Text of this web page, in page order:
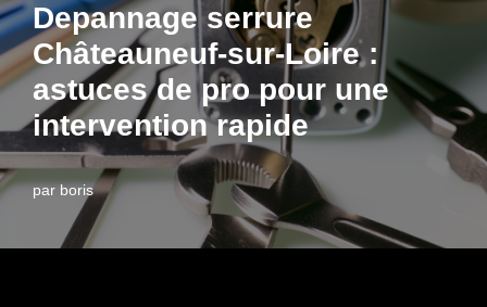
Depannage serrure
Châteauneuf-sur-Loire :
astuces de pro pour une
intervention rapide
par boris